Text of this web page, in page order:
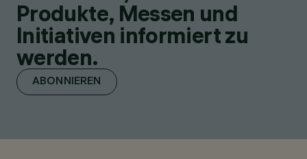
Produkte, Messen und
Initiativen informiert zu
werden.
ABONNIEREN